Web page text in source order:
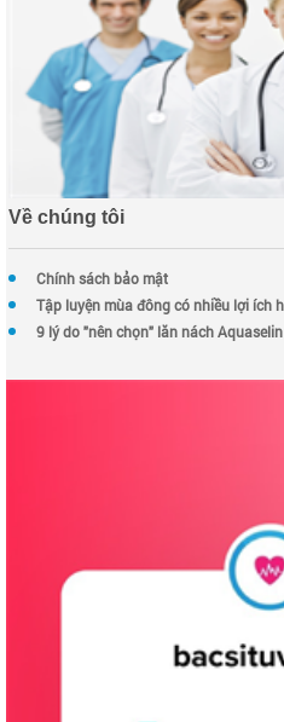
Về chúng tôi
Chính sách bảo mật
Tập luyện mùa đông có nhiều lợi ích
9 lý do "nên chọn" lăn nách Aquaselin